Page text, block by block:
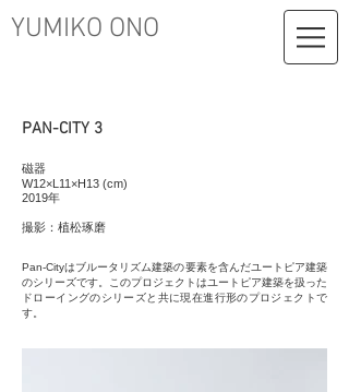
​YUMIKO ONO
PAN-CITY 3
磁器
W12×L11×H13 (cm)
2019年
撮影：植松琢磨
Pan-Cityはブルータリズム建築の要素を含んだユートピア建築
のシリーズです。このプロジェクトはユートピア建築を扱った
ドローイングのシリーズと共に現在進行形のプロジェクトで
す。